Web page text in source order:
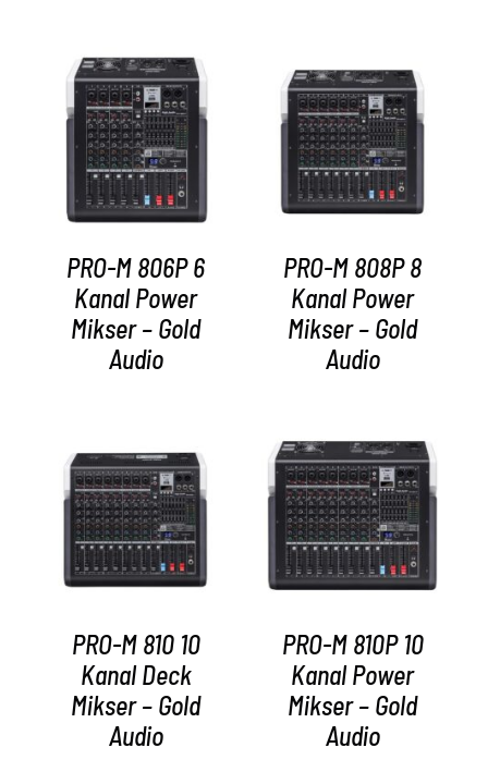
AYRINTILAR
PRO-M 806P 6
Kanal Power
Mikser – Gold
Audio
AYRINTILAR
PRO-M 808P 8
Kanal Power
Mikser – Gold
Audio
AYRINTILAR
PRO-M 810 10
Kanal Deck
Mikser – Gold
Audio
AYRINTILAR
PRO-M 810P 10
Kanal Power
Mikser – Gold
Audio